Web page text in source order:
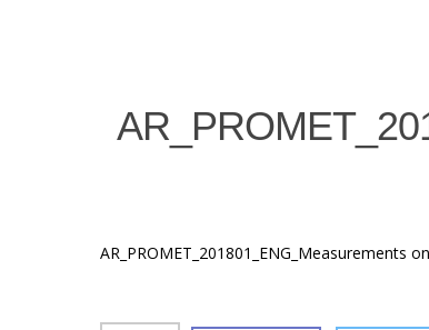
AR_PROMET_201801_ENG_Measurements